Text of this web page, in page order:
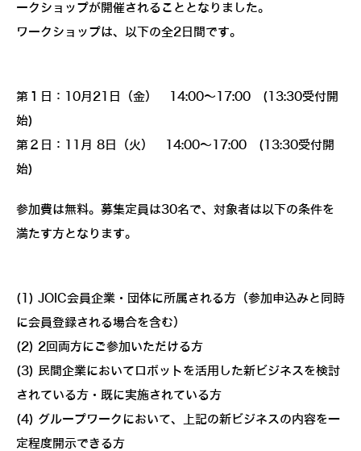
ークショップが開催されることとなりました。
ワークショップは、以下の全2日間です。
第１日：10月21日（金） 14:00～17:00 (13:30受付開
始)
第２日：11月 8日（火） 14:00～17:00 (13:30受付開
始)
参加費は無料。募集定員は30名で、対象者は以下の条件を
満たす方となります。
(1) JOIC会員企業・団体に所属される方（参加申込みと同時
に会員登録される場合を含む）
(2) 2回両方にご参加いただける方
(3) 民間企業においてロボットを活用した新ビジネスを検討
されている方・既に実施されている方
(4) グループワークにおいて、上記の新ビジネスの内容を一
定程度開示できる方